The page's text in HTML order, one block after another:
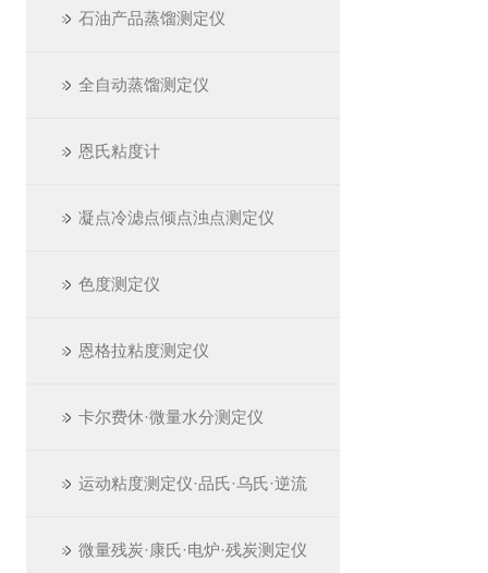
石油产品蒸馏测定仪
全自动蒸馏测定仪
恩氏粘度计
凝点冷滤点倾点浊点测定仪
色度测定仪
恩格拉粘度测定仪
卡尔费休·微量水分测定仪
运动粘度测定仪·品氏·乌氏·逆流
微量残炭·康氏·电炉·残炭测定仪